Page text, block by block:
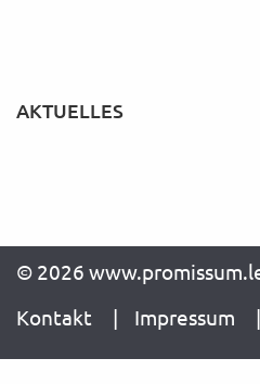
AKTUELLES
© 2026
Kontakt
Impressum